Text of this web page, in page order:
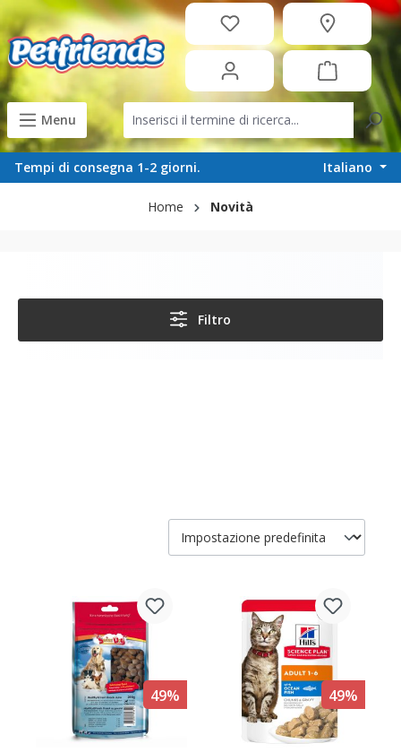
content
Menu
Tempi di consegna 1-2 giorni. Italiano
Home Novità
Filtro
49% 49%